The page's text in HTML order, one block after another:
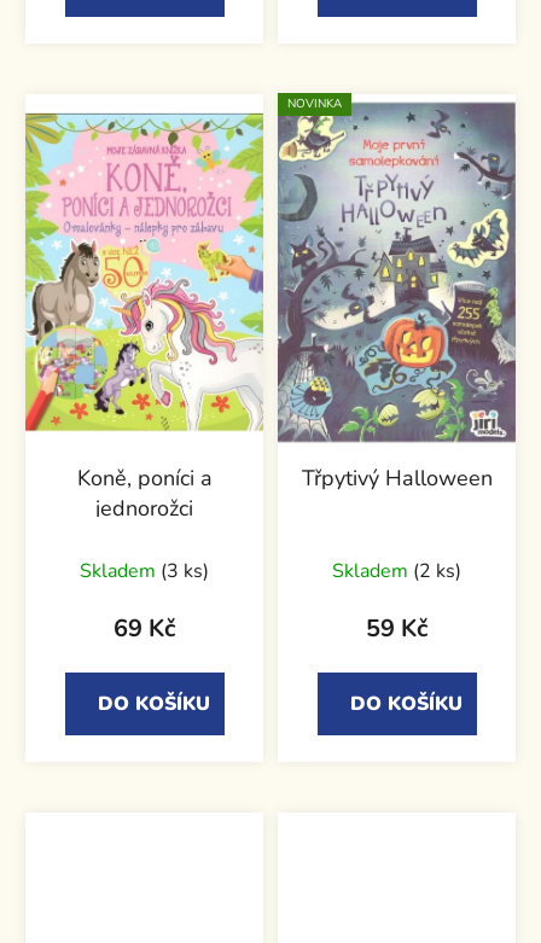
Koně, poníci a
jednorožci
Skladem (3 ks)
69 Kč
DO KOŠÍKU
NOVINKA
Třpytivý Halloween
Skladem (2 ks)
59 Kč
DO KOŠÍKU